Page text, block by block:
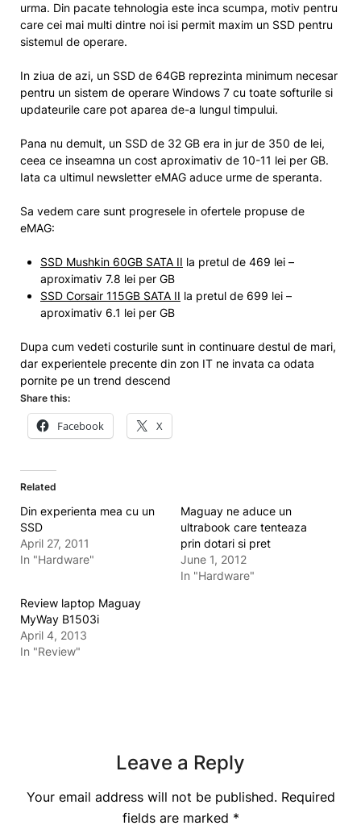
urma. Din pacate tehnologia este inca scumpa, motiv pentru
care cei mai multi dintre noi isi permit maxim un SSD pentru
sistemul de operare.
In ziua de azi, un SSD de 64GB reprezinta minimum necesar
pentru un sistem de operare Windows 7 cu toate softurile si
updateurile care pot aparea de-a lungul timpului.
Pana nu demult, un SSD de 32 GB era in jur de 350 de lei,
ceea ce inseamna un cost aproximativ de 10-11 lei per GB.
Iata ca ultimul newsletter eMAG aduce urme de speranta.
Sa vedem care sunt progresele in ofertele propuse de
eMAG:
SSD Mushkin 60GB SATA II la pretul de 469 lei –
aproximativ 7.8 lei per GB
SSD Corsair 115GB SATA II la pretul de 699 lei –
aproximativ 6.1 lei per GB
Dupa cum vedeti costurile sunt in continuare destul de mari,
dar experientele precente din zon IT ne invata ca odata
pornite pe un trend descend
Share this:
Facebook X
Related
Din experienta mea cu un
SSD
April 27, 2011
In "Hardware"
Maguay ne aduce un
ultrabook care tenteaza
prin dotari si pret
June 1, 2012
In "Hardware"
Review laptop Maguay
MyWay B1503i
April 4, 2013
In "Review"
Leave a Reply
Your email address will not be published. Required
fields are marked *